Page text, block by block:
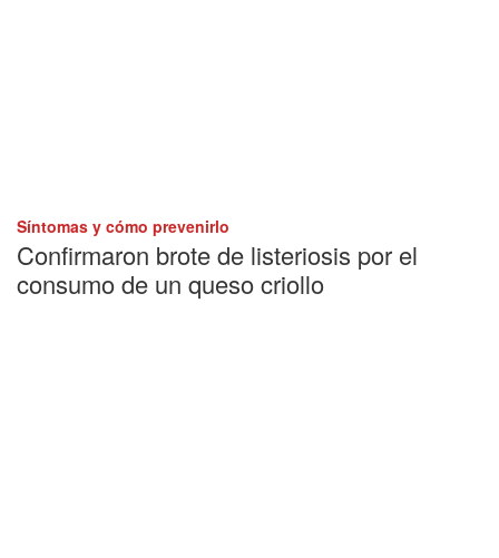
Síntomas y cómo prevenirlo
Confirmaron brote de listeriosis por el
consumo de un queso criollo